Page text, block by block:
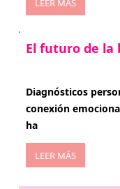
LEER MÁS
El futuro de la
Diagnósticos
conexión
ha
LEER MÁS